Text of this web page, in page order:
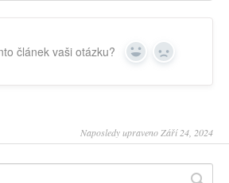
článek vaši otázku? Yes No
Naposledy upraveno Září 24, 2024